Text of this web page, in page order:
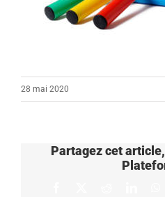
28 mai 2020
Partagez cet